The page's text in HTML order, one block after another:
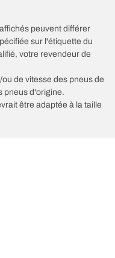
peuvent différer
sur l'étiquette du
votre revendeur de
de vitesse des pneus de
pneus d'origine.
être adaptée à la taille